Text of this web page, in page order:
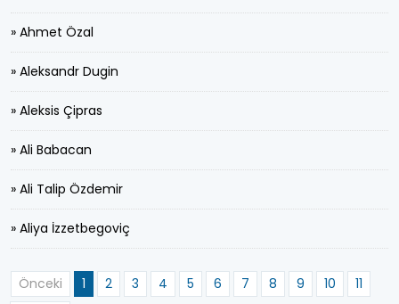
» Ahmet Özal
» Aleksandr Dugin
» Aleksis Çipras
» Ali Babacan
» Ali Talip Özdemir
» Aliya İzzetbegoviç
Önceki 1 2 3 4 5 6 7 8 9 10
11